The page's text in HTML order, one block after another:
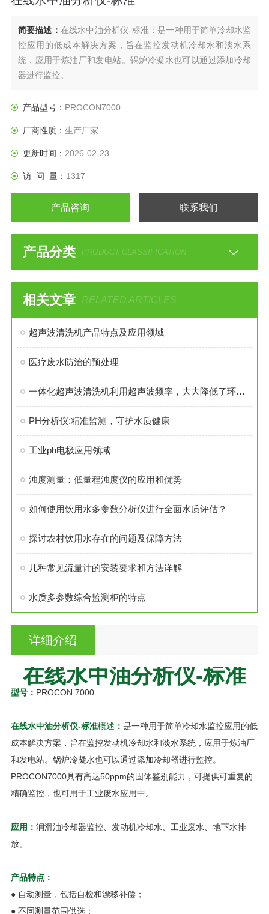
简要描述： 在线水中油分析仪-标准：是一种用于简单冷却水监
控应用的低成本解决方案，旨在监控发动机冷却水和淡水系
统，应用于炼油厂和发电站。锅炉冷凝水也可以通过添加冷却
器进行监控。
产品型号： PROCON7000
厂商性质： 生产厂家
更新时间： 2026-02-23
访 问 量： 1317
产品咨询 联系我们
产品分类 PRODUCT CLASSIFICATION
相关文章 RELATED ARTICLES
超声波清洗机产品特点及应用领域
医疗废水防治的预处理
一体化超声波清洗机利用超声波频率，大大降低了环境污染
PH分析仪:精准监测，守护水质健康
工业ph电极应用领域
浊度测量：低量程浊度仪的应用和优势
如何使用饮用水多参数分析仪进行全面水质评估？
探讨农村饮用水存在的问题及保障方法
几种常见流量计的安装要求和方法详解
水质多参数综合监测柜的特点
详细介绍
在线水中油分析仪-标准
型号： PROCON 7000
在线水中油分析仪-标准概述 ： 是一种用于简单冷却水监控应用的低
成本解决方案，旨在监控发动机冷却水和淡水系统，应用于炼油厂
和发电站。锅炉冷凝水也可以通过添加冷却器进行监控。
PROCON7000具有高达50ppm的固体鉴别能力，可提供可重复的
精确监控，也可用于工业废水应用中。
应用： 润滑油冷却器监控、发动机冷却水、工业废水、地下水排
放。
产品特点：
● 自动测量，包括自检和漂移补偿；
● 不同测量范围供选；